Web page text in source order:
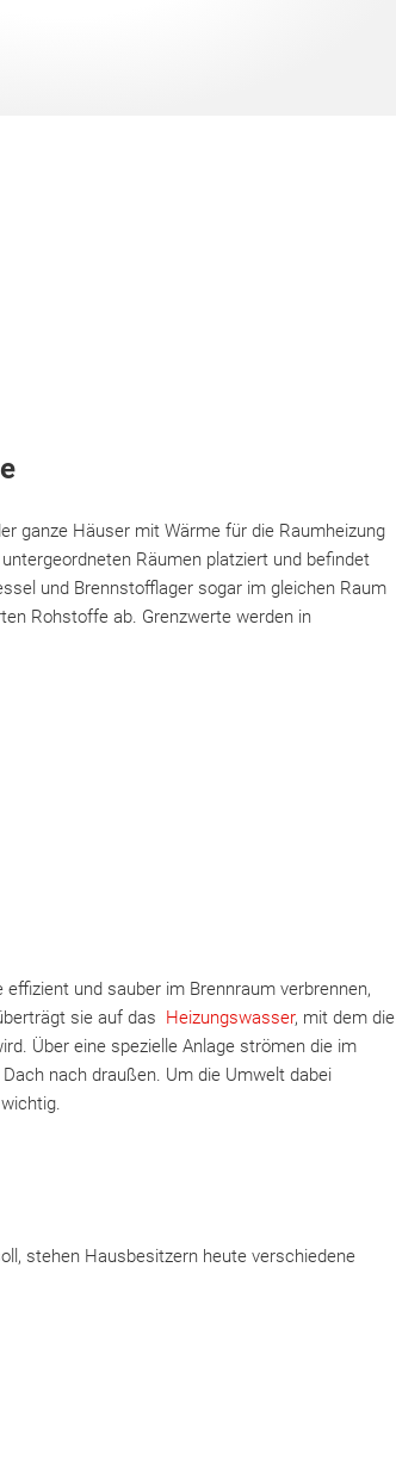
ganze Häuser mit Wärme für die Raumheizung
Räumen platziert und befindet
und Brennstofflager sogar im gleichen Raum
Rohstoffe ab. Grenzwerte werden in
und sauber im Brennraum verbrennen,
sie auf das Heizungswasser, mit dem die
Über eine spezielle Anlage strömen die im
nach draußen. Um die Umwelt dabei
stehen Hausbesitzern heute verschiedene